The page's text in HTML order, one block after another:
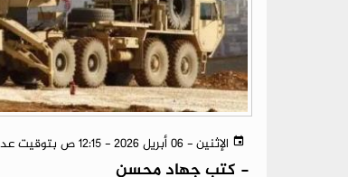
الإثنين - 06 أبريل 2026 - 12:15 ص بتوقيت عدن
- كتب جهاد محسن